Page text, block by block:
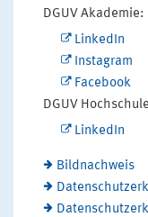
DGUV Akademie:
LinkedIn
Instagram
Facebook
DGUV
LinkedIn
Bildnachweis